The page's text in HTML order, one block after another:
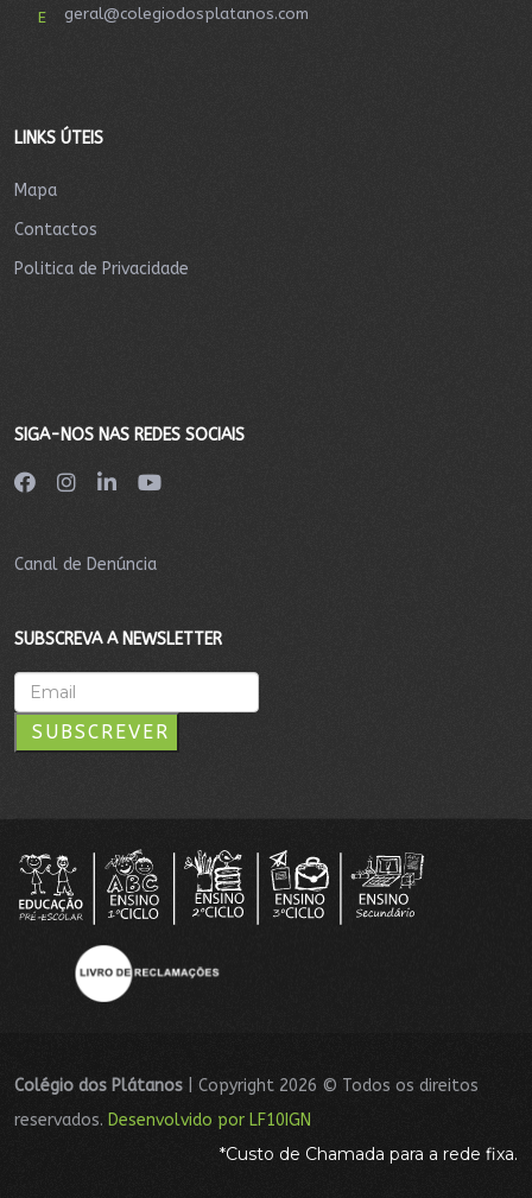
E geral@colegiodosplatanos.com
LINKS ÚTEIS
Mapa
Contactos
Politica de Privacidade
SIGA-NOS NAS REDES SOCIAIS
Canal de Denúncia
SUBSCREVA A NEWSLETTER
SUBSCREVER
Colégio dos Plátanos
| Copyright 2026 © Todos os direitos
reservados. Desenvolvido por LF10IGN
*Custo de Chamada para a rede fixa.